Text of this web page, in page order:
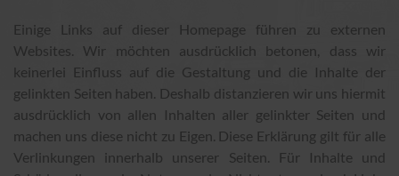
Einige Links auf dieser Homepage führen zu externen
Websites. Wir möchten ausdrücklich betonen, dass wir
keinerlei Einfluss auf die Gestaltung und die Inhalte der
gelinkten Seiten haben. Deshalb distanzieren wir uns hiermit
ausdrücklich von allen Inhalten aller gelinkter Seiten und
machen uns diese nicht zu Eigen. Diese Erklärung gilt für alle
Verlinkungen innerhalb unserer Seiten. Für Inhalte und